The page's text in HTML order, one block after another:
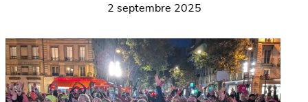
2 septembre 2025